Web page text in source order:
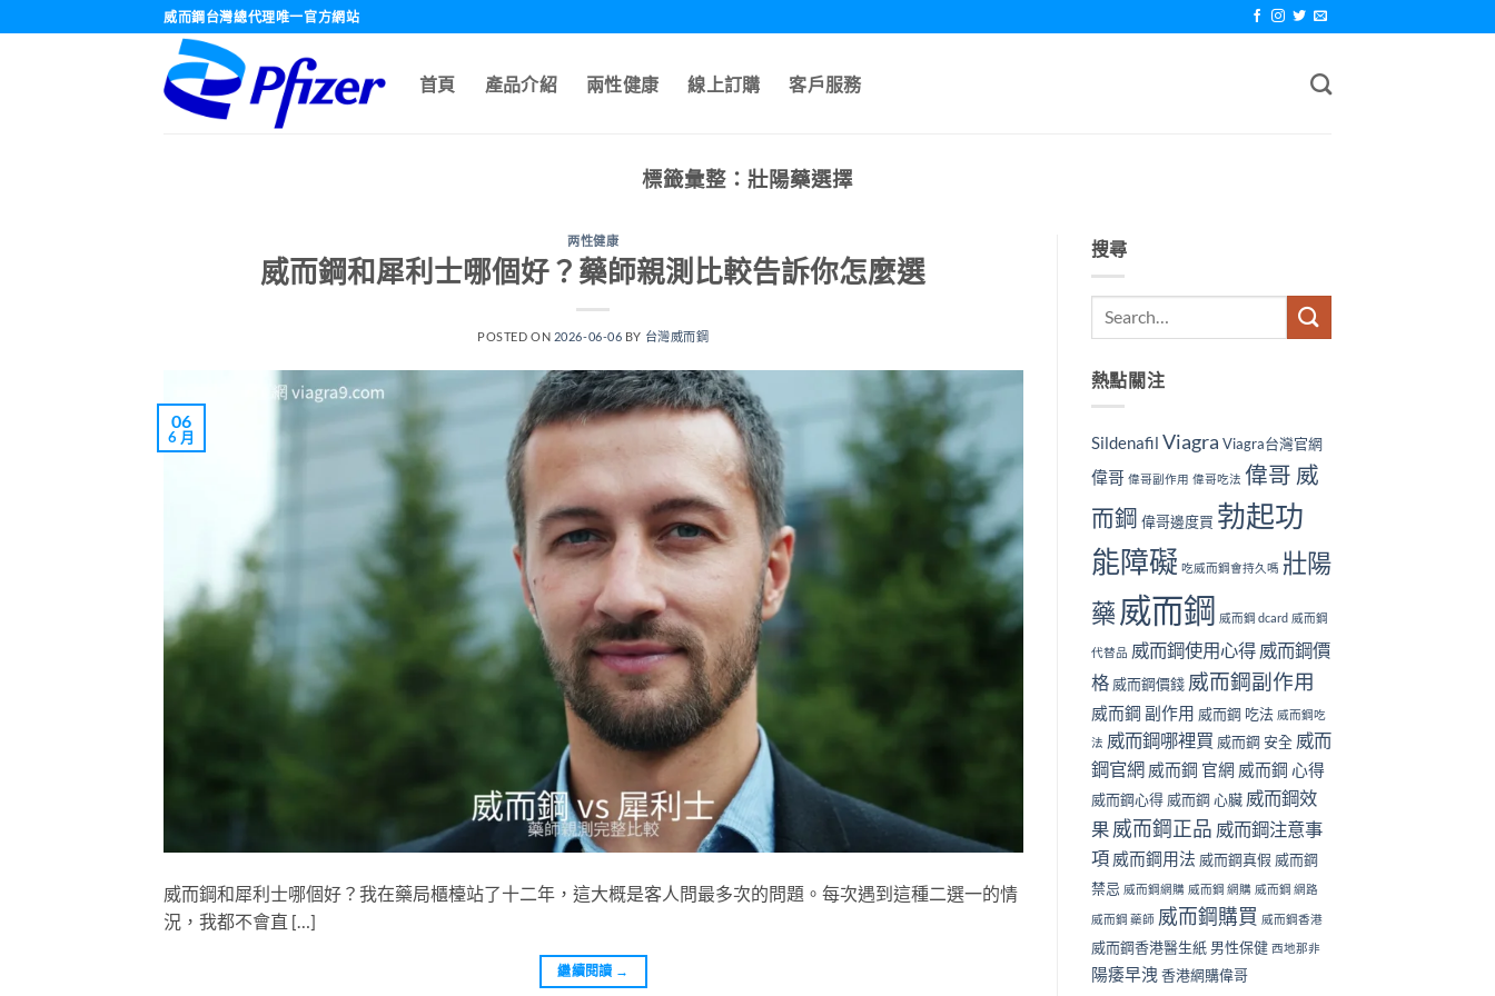
威而鋼台灣總代理唯一官方網站
首頁 產品介紹 兩性健康 線上訂購 客戶服務
標籤彙整： 壯陽藥選擇
两性健康
威而鋼和犀利士哪個好？藥師親測比較告訴你怎麼選
POSTED ON 2026-06-06 BY 台灣威而鋼
06
6 月
威而鋼和犀利士哪個好？我在藥局櫃檯站了十二年，這大概是客人問最多次的問題。每次遇到這種二選一的情
況，我都不會直 […]
繼續閱讀 →
搜尋
熱點關注
Sildenafil Viagra Viagra台灣官網
偉哥 偉哥副作用 偉哥吃法 偉哥 威
而鋼 偉哥邊度買 勃起功
能障礙 吃威而鋼會持久嗎 壯陽
藥 威而鋼 威而鋼 dcard 威而鋼
代替品 威而鋼使用心得 威而鋼價
格 威而鋼價錢 威而鋼副作用
威而鋼 副作用 威而鋼 吃法 威而鋼吃
法 威而鋼哪裡買 威而鋼 安全 威而
鋼官網 威而鋼 官網 威而鋼 心得
威而鋼心得 威而鋼 心臟 威而鋼效
果 威而鋼正品 威而鋼注意事
項 威而鋼用法 威而鋼真假 威而鋼
禁忌 威而鋼網購 威而鋼 網購 威而鋼 網路
威而鋼 藥師 威而鋼購買 威而鋼香港
威而鋼香港醫生紙 男性保健 西地那非
陽痿早洩 香港網購偉哥